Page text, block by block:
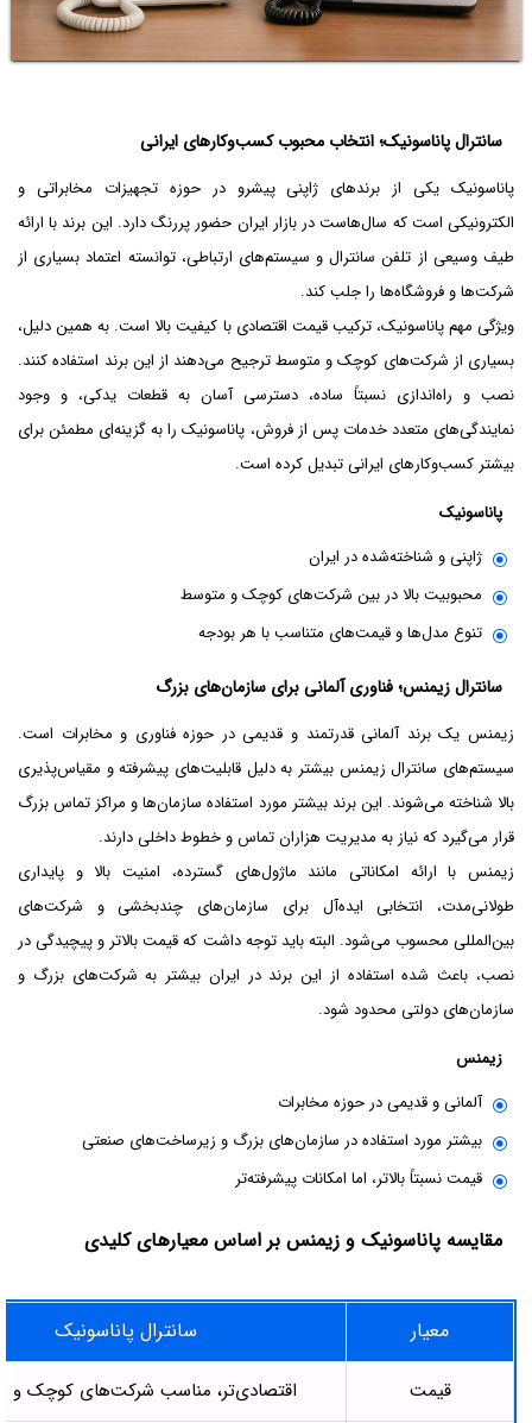
سانترال پاناسونیک؛ انتخاب محبوب کسب‌وکارهای ایرانی
پاناسونیک یکی از برندهای ژاپنی پیشرو در حوزه تجهیزات مخابراتی و
الکترونیکی است که سال‌هاست در بازار ایران حضور پررنگ دارد. این برند با ارائه
طیف وسیعی از تلفن سانترال و سیستم‌های ارتباطی، توانسته اعتماد بسیاری از
شرکت‌ها و فروشگاه‌ها را جلب کند.
ویژگی مهم پاناسونیک، ترکیب قیمت اقتصادی با کیفیت بالا است. به همین دلیل،
بسیاری از شرکت‌های کوچک و متوسط ترجیح می‌دهند از این برند استفاده کنند.
نصب و راه‌اندازی نسبتاً ساده، دسترسی آسان به قطعات یدکی، و وجود
نمایندگی‌های متعدد خدمات پس از فروش، پاناسونیک را به گزینه‌ای مطمئن برای
بیشتر کسب‌وکارهای ایرانی تبدیل کرده است.
پاناسونیک
ژاپنی و شناخته‌شده در ایران
محبوبیت بالا در بین شرکت‌های کوچک و متوسط
تنوع مدل‌ها و قیمت‌های متناسب با هر بودجه
سانترال زیمنس؛ فناوری آلمانی برای سازمان‌های بزرگ
زیمنس یک برند آلمانی قدرتمند و قدیمی در حوزه فناوری و مخابرات است.
سیستم‌های سانترال زیمنس بیشتر به دلیل قابلیت‌های پیشرفته و مقیاس‌پذیری
بالا شناخته می‌شوند. این برند بیشتر مورد استفاده سازمان‌ها و مراکز تماس بزرگ
قرار می‌گیرد که نیاز به مدیریت هزاران تماس و خطوط داخلی دارند.
زیمنس با ارائه امکاناتی مانند ماژول‌های گسترده، امنیت بالا و پایداری
طولانی‌مدت، انتخابی ایده‌آل برای سازمان‌های چندبخشی و شرکت‌های
بین‌المللی محسوب می‌شود. البته باید توجه داشت که قیمت بالاتر و پیچیدگی در
نصب، باعث شده استفاده از این برند در ایران بیشتر به شرکت‌های بزرگ و
سازمان‌های دولتی محدود شود.
زیمنس
آلمانی و قدیمی در حوزه مخابرات
بیشتر مورد استفاده در سازمان‌های بزرگ و زیرساخت‌های صنعتی
قیمت نسبتاً بالاتر، اما امکانات پیشرفته‌تر
مقایسه پاناسونیک و زیمنس بر اساس معیارهای کلیدی
معیار سانترال پاناسونیک
قیمت اقتصادی‌تر، مناسب شرکت‌های کوچک و